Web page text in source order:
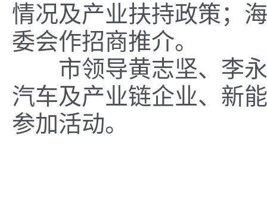
情况及产业扶持政策；
委会作招商推介。
市领导黄志坚、李永
汽车及产业链企业、新
参加活动。